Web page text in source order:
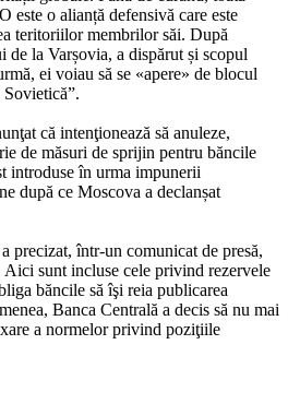
este o alianță defensivă care este
teritoriilor membrilor săi. După
de la Varșovia, a dispărut și scopul
ei voiau să se «apere» de blocul
că intenţionează să anuleze,
de măsuri de sprijin pentru băncile
introduse în urma impunerii
după ce Moscova a declanșat
precizat, într-un comunicat de presă,
sunt incluse cele privind rezervele
băncile să îşi reia publicarea
Banca Centrală a decis să nu mai
a normelor privind poziţiile